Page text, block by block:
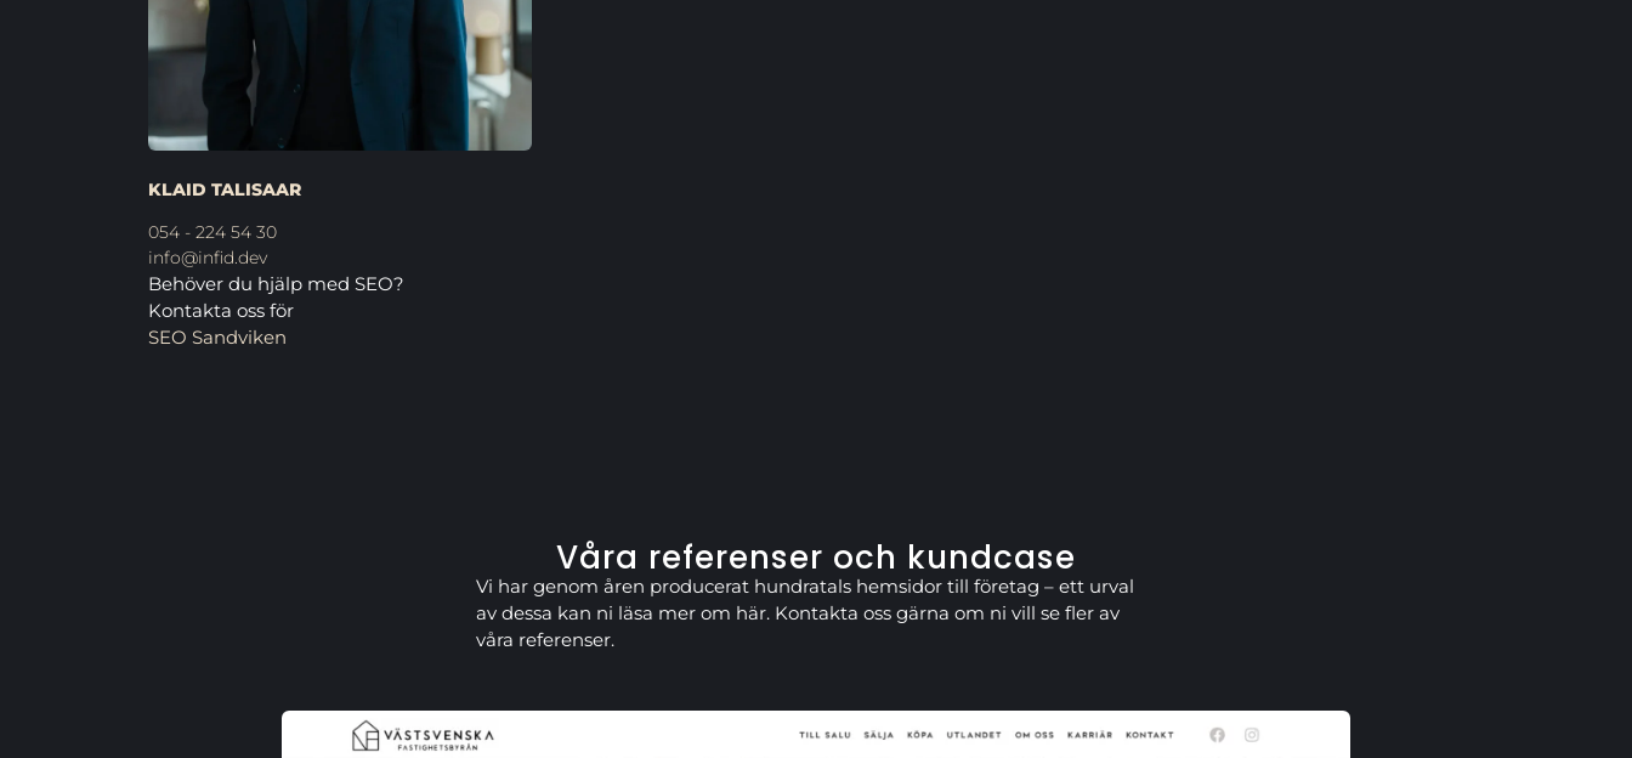
KLAID TALISAAR
054 - 224 54 30
info@infid.dev
Behöver du hjälp med SEO?
Kontakta oss för
SEO Sandviken
Våra referenser och kundcase
Vi har genom åren producerat hundratals hemsidor till företag – ett urval
av dessa kan ni läsa mer om här. Kontakta oss gärna om ni vill se fler av
våra referenser.